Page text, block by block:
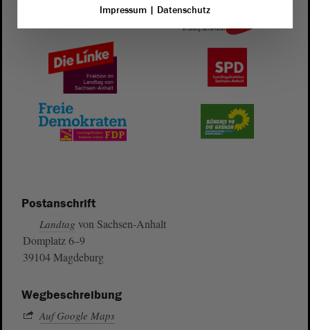
Postanschrift
Landtag von Sachsen-Anhalt
Domplatz 6–9
39104 Magdeburg
Wegbeschreibung
Auf Google Maps
Impressum| Datenschutz